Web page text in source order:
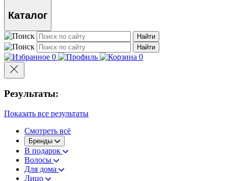
Каталог
Найти
Найти
0 0
Результаты:
Показать все результаты
Смотреть всё
Бренды
В подарок
Волосы
Для дома
Лицо